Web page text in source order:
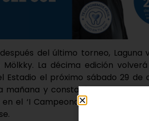
del último torneo,
Mölkky. La décima edición
Estadio el próximo sábado 29
mañana y constará de una fase
el ‘I Campeonato de Mölkky